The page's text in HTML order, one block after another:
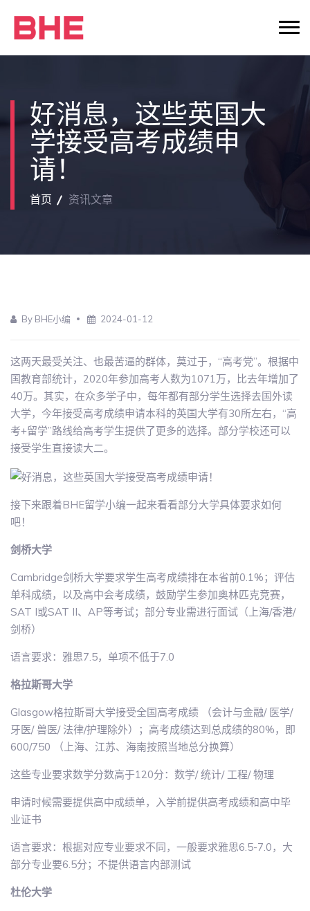
好消息，这些英国大
学接受高考成绩申
请！
首页 资讯文章
By BHE小编 2024-01-12
这两天最受关注、也最苦逼的群体，莫过于，“高考党”。根据中
国教育部统计，2020年参加高考人数为1071万，比去年增加了
40万。其实，在众多学子中，每年都有部分学生选择去国外读
大学，今年接受高考成绩申请本科的英国大学有30所左右，“高
考+留学”路线给高考学生提供了更多的选择。部分学校还可以
接受学生直接读大二。
接下来跟着BHE留学小编一起来看看部分大学具体要求如何
吧！
剑桥大学
Cambridge剑桥大学要求学生高考成绩排在本省前0.1%；评估
单科成绩，以及高中会考成绩，鼓励学生参加奥林匹克竞赛，
SAT I或SAT II、AP等考试；部分专业需进行面试（上海/香港/
剑桥）
语言要求：雅思7.5，单项不低于7.0
格拉斯哥大学
Glasgow格拉斯哥大学接受全国高考成绩 （会计与金融/ 医学/
牙医/ 兽医/ 法律/护理除外）；高考成绩达到总成绩的80%，即
600/750 （上海、江苏、海南按照当地总分换算）
这些专业要求数学分数高于120分：数学/ 统计/ 工程/ 物理
申请时候需要提供高中成绩单，入学前提供高考成绩和高中毕
业证书
语言要求：根据对应专业要求不同，一般要求雅思6.5-7.0，大
部分专业要6.5分；不提供语言内部测试
杜伦大学